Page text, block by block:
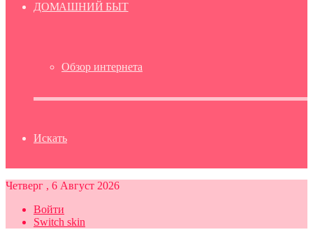
ДОМАШНИЙ БЫТ
Обзор интернета
Искать
Четверг , 6 Август 2026
Войти
Switch skin